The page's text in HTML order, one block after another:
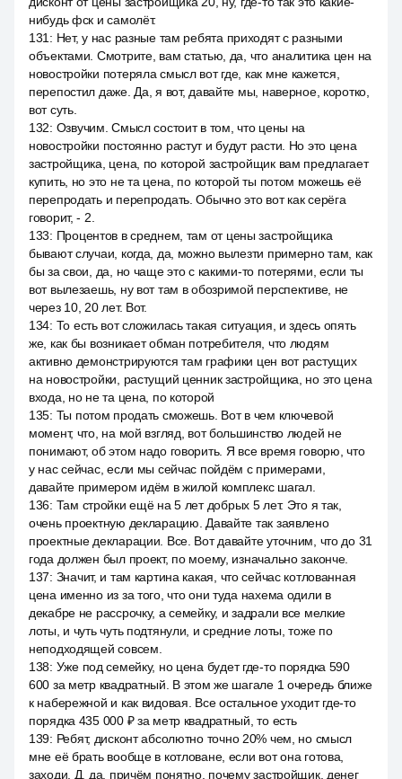
нибудь фск и самолёт.
131 : Нет, у нас разные там ребята приходят с разными
объектами. Смотрите, вам статью, да, что аналитика цен на
новостройки потеряла смысл вот где, как мне кажется,
перепостил даже. Да, я вот, давайте мы, наверное, коротко,
вот суть.
132: Озвучим. Смысл состоит в том, что цены на
новостройки постоянно растут и будут расти. Но это цена
застройщика, цена, по которой застройщик вам предлагает
купить, но это не та цена, по которой ты потом можешь её
перепродать и перепродать. Обычно это вот как серёга
говорит, - 2.
133: Процентов в среднем, там от цены застройщика
бывают случаи, когда, да, можно вылезти примерно там, как
бы за свои, да, но чаще это с какими-то потерями, если ты
вот вылезаешь, ну вот там в обозримой перспективе, не
через 10, 20 лет. Вот.
134: То есть вот сложилась такая ситуация, и здесь опять
же, как бы возникает обман потребителя, что людям
активно демонстрируются там графики цен вот растущих
на новостройки, растущий ценник застройщика, но это цена
входа, но не та цена, по которой
135: Ты потом продать сможешь. Вот в чем ключевой
момент, что, на мой взгляд, вот большинство людей не
понимают, об этом надо говорить. Я все время говорю, что
у нас сейчас, если мы сейчас пойдём с примерами,
давайте примером идём в жилой комплекс шагал.
136: Там стройки ещё на 5 лет добрых 5 лет. Это я так,
очень проектную декларацию. Давайте так заявлено
проектные декларации. Все. Вот давайте уточним, что до 31
года должен был проект, по моему, изначально законче.
137: Значит, и там картина какая, что сейчас котлованная
цена именно из за того, что они туда нахема одили в
декабре не рассрочку, а семейку, и задрали все мелкие
лоты, и чуть чуть подтянули, и средние лоты, тоже по
неподходящей совсем.
138: Уже под семейку, но цена будет где-то порядка 590
600 за метр квадратный. В этом же шагале 1 очередь ближе
к набережной и как видовая. Все остальное уходит где-то
порядка 435 000 ₽ за метр квадратный, то есть
139: Ребят, дисконт абсолютно точно 20% чем, но смысл
мне её брать вообще в котловане, если вот она готова,
заходи. Д, да, причём понятно, почему застройщик, денег